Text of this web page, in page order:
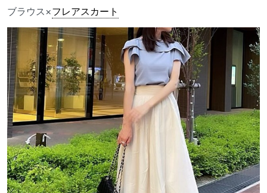
ブラウス×フレアスカート